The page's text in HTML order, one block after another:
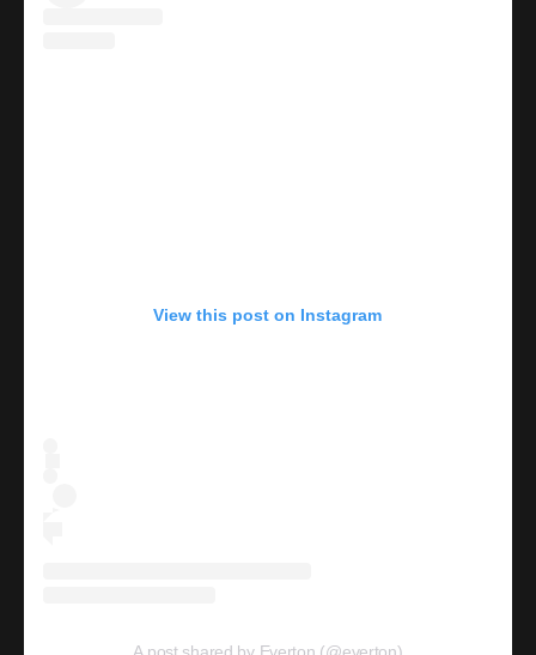
View this post on Instagram
A post shared by Everton (@everton)